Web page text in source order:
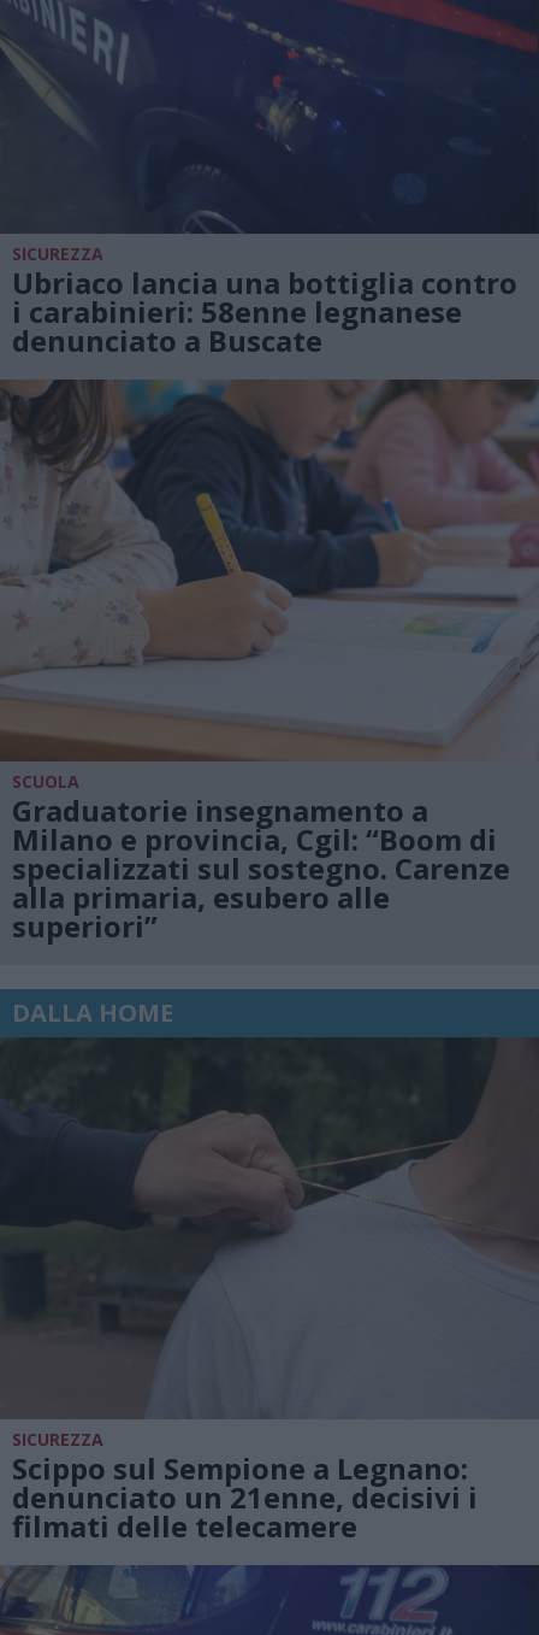
SICUREZZA
Ubriaco lancia una bottiglia contro
i carabinieri: 58enne legnanese
denunciato a Buscate
SCUOLA
Graduatorie insegnamento a
Milano e provincia, Cgil: “Boom di
specializzati sul sostegno. Carenze
alla primaria, esubero alle
superiori”
DALLA HOME
SICUREZZA
Scippo sul Sempione a Legnano:
denunciato un 21enne, decisivi i
filmati delle telecamere